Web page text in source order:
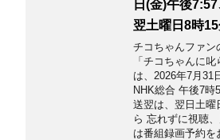
日(金)午後
翌土曜日8時
チコちゃんファン
「チコちゃんに叱
は、2026年7月31
NHK総合 午後7時
送翌は、翌日土曜
ら 忘れずに視聴
は番組録画予約